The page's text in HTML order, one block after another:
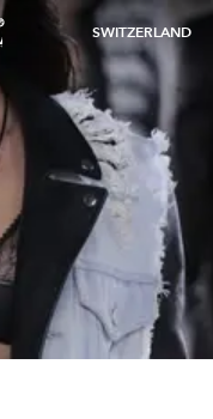
SWITZERLAND